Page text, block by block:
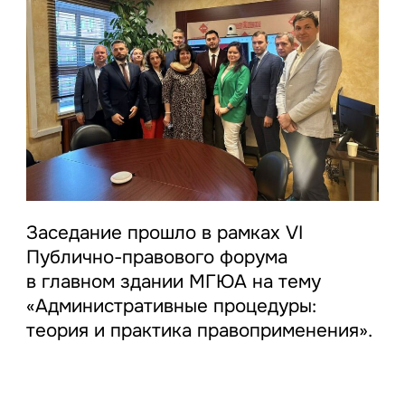
Заседание прошло в рамках VI
Публично-правового форума
в главном здании МГЮА на тему
«Административные процедуры:
теория и практика правоприменения».